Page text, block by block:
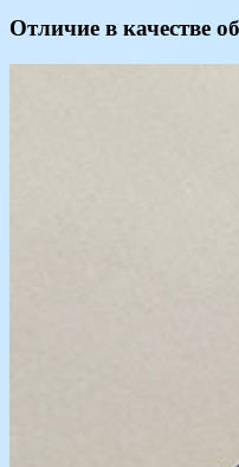
Отличие в качестве